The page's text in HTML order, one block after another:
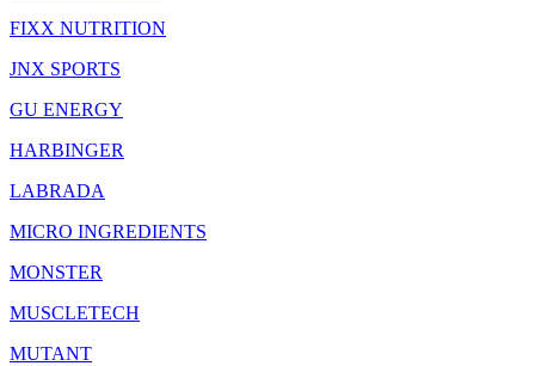
FIXX NUTRITION
JNX SPORTS
GU ENERGY
HARBINGER
LABRADA
MICRO INGREDIENTS
MONSTER
MUSCLETECH
MUTANT